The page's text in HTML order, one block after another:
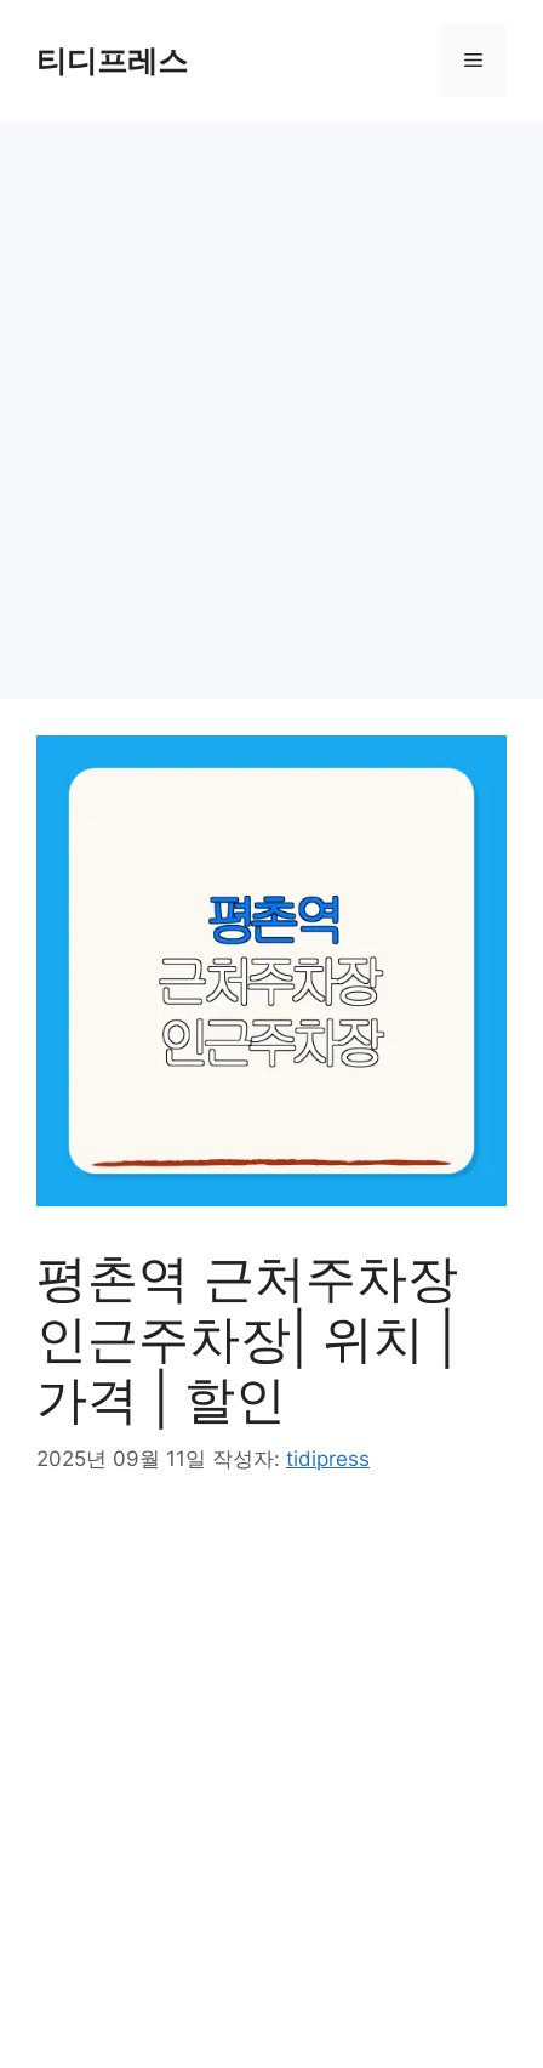
티디프레스 메
평촌역 근처주차장
인근주차장| 위치 |
가격 | 할인
2025년 09월 11일 작성자: tidipress